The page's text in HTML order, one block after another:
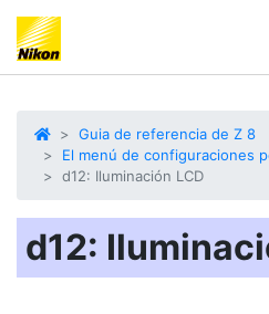
Guia de referencia de Z 8
El menú de configuraciones
d12: Iluminación LCD
d12: